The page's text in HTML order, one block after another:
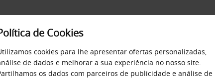
SERVIÇOS EMPRESAS
de Cookies
cookies para lhe apresentar ofertas personalizadas,
de dados e melhorar a sua experiência no nosso site.
os dados com parceiros de publicidade e análise de